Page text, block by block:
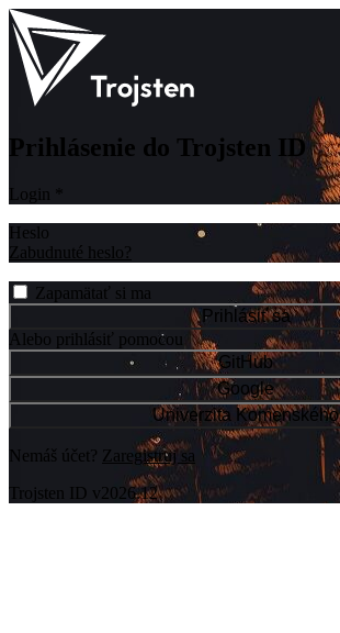
Prihlásenie do Trojsten ID
Login
Heslo
Zabudnuté heslo?
Zapamätať si ma
Prihlásiť sa
Alebo prihlásiť pomocou
GitHub
Google
Univerzita Komenského
Nemáš účet? Zaregistruj sa
Trojsten ID v2026.12